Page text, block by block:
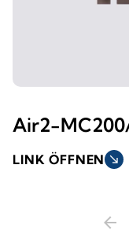
Air2-
LINK ÖFFNEN south_east
arrow_back